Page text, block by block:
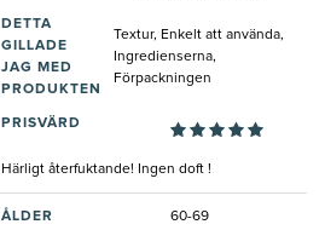
DETTA
GILLADE
JAG MED
PRODUKTEN
Textur, Enkelt att använda,
Ingredienserna,
Förpackningen
PRISVÄRD
Härligt återfuktande! Ingen doft !
ÅLDER 60-69